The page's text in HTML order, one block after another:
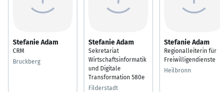
Stefanie Adam
CRM
Bruckberg
Stefanie Adam
Sekretariat
Wirtschaftsinformatik
und Digitale
Transformation 580e
Filderstadt
Stefanie Adam
Regionalleiterin für
Freiwilligendienste
Heilbronn